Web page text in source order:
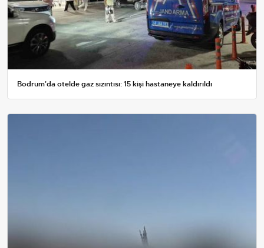
Bodrum'da otelde gaz sızıntısı: 15 kişi hastaneye kaldırıldı